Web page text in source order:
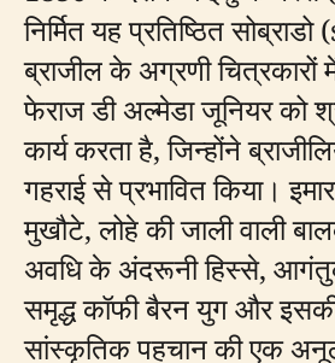
निर्मित यह प्रतिष्ठित
ब्राजील के अग्रणी
फेराज डी अल्मेडा जूनियर को
कार्य करता है, जिन्होंने
गहराई से प्रभावित किया।
मुखौटे, लोहे की जाली वाली
अवधि के अंदरूनी हिस्से,
समृद्ध कॉफी बैरन युग और
सांस्कृतिक पहचान की एक